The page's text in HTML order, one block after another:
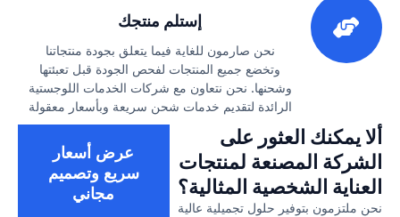
إستلم منتجك
نحن صارمون للغاية فيما يتعلق بجودة منتجاتنا
وتخضع جميع المنتجات لفحص الجودة قبل تعبئتها
وشحنها. نحن نتعاون مع شركات الخدمات اللوجستية
الرائدة لتقديم خدمات شحن سريعة وبأسعار معقولة
ألا يمكنك العثور على
الشركة المصنعة لمنتجات
العناية الشخصية المثالية؟
نحن ملتزمون بتوفير حلول تجميلية عالية
عرض أسعار
سريع وتصميم
مجاني